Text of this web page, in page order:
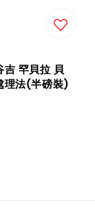
吉 罕貝拉 貝
理法(半磅裝)